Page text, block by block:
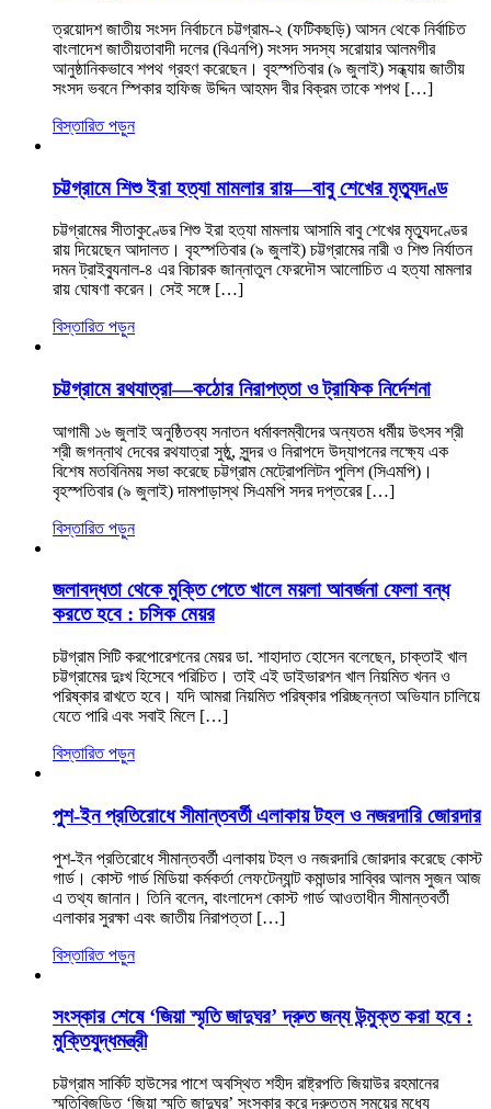
ত্রয়োদশ জাতীয় সংসদ নির্বাচনে চট্টগ্রাম-২ (ফটিকছড়ি) আসন থেকে নির্বাচিত
বাংলাদেশ জাতীয়তাবাদী দলের (বিএনপি) সংসদ সদস্য সরোয়ার আলমগীর
আনুষ্ঠানিকভাবে শপথ গ্রহণ করেছেন। বৃহস্পতিবার (৯ জুলাই) সন্ধ্যায় জাতীয়
সংসদ ভবনে স্পিকার হাফিজ উদ্দিন আহমদ বীর বিক্রম তাকে শপথ […]
বিস্তারিত পড়ুন
চট্টগ্রামে শিশু ইরা হত্যা মামলার রায়—বাবু শেখের মৃত্যুদণ্ড
চট্টগ্রামের সীতাকুণ্ডের শিশু ইরা হত্যা মামলায় আসামি বাবু শেখের মৃত্যুদণ্ডের
রায় দিয়েছেন আদালত। বৃহস্পতিবার (৯ জুলাই) চট্টগ্রামের নারী ও শিশু নির্যাতন
দমন ট্রাইব্যুনাল-৪ এর বিচারক জান্নাতুল ফেরদৌস আলোচিত এ হত্যা মামলার
রায় ঘোষণা করেন। সেই সঙ্গে […]
বিস্তারিত পড়ুন
চট্টগ্রামে রথযাত্রা—কঠোর নিরাপত্তা ও ট্রাফিক নির্দেশনা
আগামী ১৬ জুলাই অনুষ্ঠিতব্য সনাতন ধর্মাবলম্বীদের অন্যতম ধর্মীয় উৎসব শ্রী
শ্রী জগন্নাথ দেবের রথযাত্রা সুষ্ঠু, সুন্দর ও নিরাপদে উদ্‌যাপনের লক্ষ্যে এক
বিশেষ মতবিনিময় সভা করেছে চট্টগ্রাম মেট্রোপলিটন পুলিশ (সিএমপি)।
বৃহস্পতিবার (৯ জুলাই) দামপাড়াস্থ সিএমপি সদর দপ্তরের […]
বিস্তারিত পড়ুন
জলাবদ্ধতা থেকে মুক্তি পেতে খালে ময়লা আবর্জনা ফেলা বন্ধ
করতে হবে : চসিক মেয়র
চট্টগ্রাম সিটি করপোরেশনের মেয়র ডা. শাহাদাত হোসেন বলেছেন, চাক্তাই খাল
চট্টগ্রামের দুঃখ হিসেবে পরিচিত। তাই এই ডাইভারশন খাল নিয়মিত খনন ও
পরিষ্কার রাখতে হবে। যদি আমরা নিয়মিত পরিষ্কার পরিচ্ছন্নতা অভিযান চালিয়ে
যেতে পারি এবং সবাই মিলে […]
বিস্তারিত পড়ুন
পুশ-ইন প্রতিরোধে সীমান্তবর্তী এলাকায় টহল ও নজরদারি জোরদার
পুশ-ইন প্রতিরোধে সীমান্তবর্তী এলাকায় টহল ও নজরদারি জোরদার করেছে কোস্ট
গার্ড। কোস্ট গার্ড মিডিয়া কর্মকর্তা লেফটেন্যান্ট কমান্ডার সাব্বির আলম সুজন আজ
এ তথ্য জানান। তিনি বলেন, বাংলাদেশ কোস্ট গার্ড আওতাধীন সীমান্তবর্তী
এলাকার সুরক্ষা এবং জাতীয় নিরাপত্তা […]
বিস্তারিত পড়ুন
সংস্কার শেষে ‘জিয়া স্মৃতি জাদুঘর’ দ্রুত জন্য উন্মুক্ত করা হবে :
মুক্তিযুদ্ধমন্ত্রী
চট্টগ্রাম সার্কিট হাউসের পাশে অবস্থিত শহীদ রাষ্ট্রপতি জিয়াউর রহমানের
স্মৃতিবিজড়িত ‘জিয়া স্মৃতি জাদুঘর’ সংস্কার করে দ্রুততম সময়ের মধ্যে